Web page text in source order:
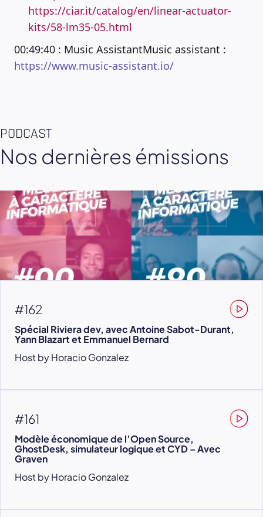
https://ciar.it/catalog/en/linear-actuator-
kits/58-lm35-05.html
00:49:40 : Music AssistantMusic assistant :
https://www.music-assistant.io/
PODCAST
Nos dernières émissions
#162
Spécial Riviera dev, avec Antoine Sabot-Durant,
Yann Blazart et Emmanuel Bernard
Host by Horacio Gonzalez
#161
Modèle économique de l’Open Source,
GhostDesk, simulateur logique et CYD – Avec
Graven
Host by Horacio Gonzalez